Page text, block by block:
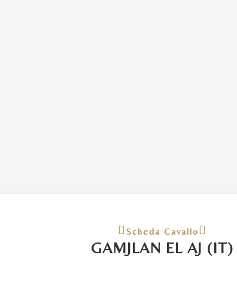
Scheda Cavallo
GAMJLAN EL AJ (IT)